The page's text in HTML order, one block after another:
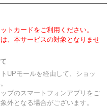
トカードをご利用ください。
、本サービスの対象となりませ
UPモールを経由して、ショッ
プのスマートフォンアプリをご
外となる場合がございます。